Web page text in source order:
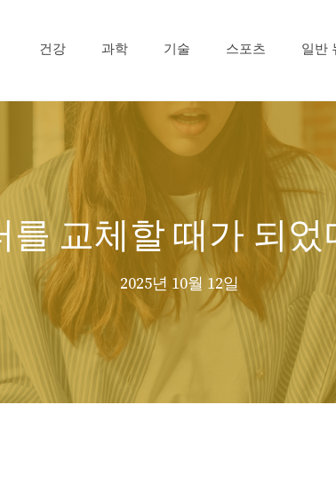
건강 과학 기술 스포츠 일반
교체할 때가 되었
2025년 10월 12일